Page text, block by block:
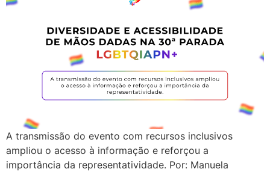
A transmissão do evento com recursos inclusivos
ampliou o acesso à informação e reforçou a
importância da representatividade. Por: Manuela